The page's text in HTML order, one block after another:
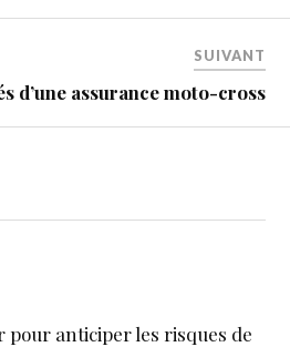
SUIVANT
d’une assurance moto-cross
pour anticiper les risques de